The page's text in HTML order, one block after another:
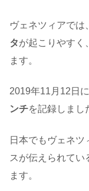
ヴェネツィアでは
タが起こりやすく
ます。
2019年11月12日
ンチを記録しまし
日本でもヴェネ
スが伝えられてい
ます。